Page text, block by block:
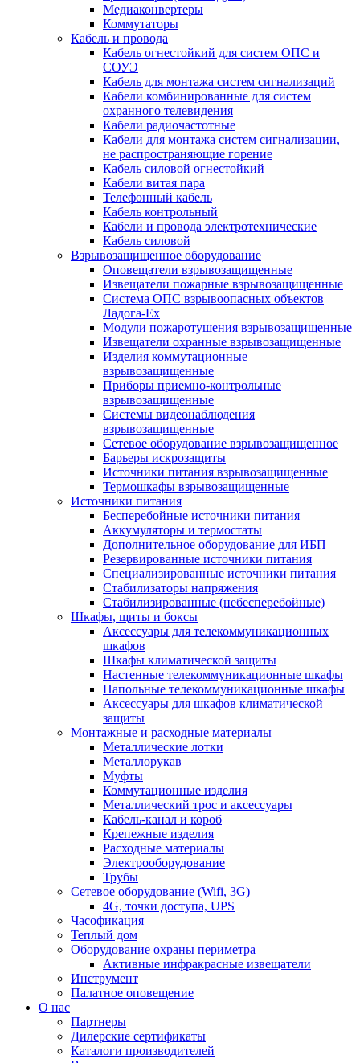
Медиаконвертеры
Коммутаторы
Кабель и провода
Кабель огнестойкий для систем ОПС и
СОУЭ
Кабель для монтажа систем сигнализаций
Кабели комбинированные для систем
охранного телевидения
Кабели радиочастотные
Кабели для монтажа систем сигнализации,
не распространяющие горение
Кабель силовой огнестойкий
Кабели витая пара
Телефонный кабель
Кабель контрольный
Кабели и провода электротехнические
Кабель силовой
Взрывозащищенное оборудование
Оповещатели взрывозащищенные
Извещатели пожарные взрывозащищенные
Система ОПС взрывоопасных объектов
Ладога-Ex
Модули пожаротушения взрывозащищенные
Извещатели охранные взрывозащищенные
Изделия коммутационные
взрывозащищенные
Приборы приемно-контрольные
взрывозащищенные
Системы видеонаблюдения
взрывозащищенные
Сетевое оборудование взрывозащищенное
Барьеры искрозащиты
Источники питания взрывозащищенные
Термошкафы взрывозащищенные
Источники питания
Бесперебойные источники питания
Аккумуляторы и термостаты
Дополнительное оборудование для ИБП
Резервированные источники питания
Специализированные источники питания
Стабилизаторы напряжения
Стабилизированные (небесперебойные)
Шкафы, щиты и боксы
Аксессуары для телекоммуникационных
шкафов
Шкафы климатической защиты
Настенные телекоммуникационные шкафы
Напольные телекоммуникационные шкафы
Аксессуары для шкафов климатической
защиты
Монтажные и расходные материалы
Металлические лотки
Металлорукав
Муфты
Коммутационные изделия
Металлический трос и аксессуары
Кабель-канал и короб
Крепежные изделия
Расходные материалы
Электрооборудование
Трубы
Сетевое оборудование (Wifi, 3G)
4G, точки доступа, UPS
Часофикация
Теплый дом
Оборудование охраны периметра
Активные инфракрасные извещатели
Инструмент
Палатное оповещение
О нас
Партнеры
Дилерские сертификаты
Каталоги производителей